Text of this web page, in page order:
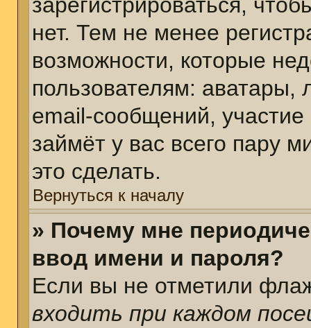
нет. Тем не менее
возможности, которые
пользователям: аватары,
email-сообщений, участие
займёт у вас всего пару
это сделать.
Вернуться к началу
» Почему мне
ввод имени и пароля?
Если вы не отметили
входить при каждом